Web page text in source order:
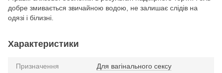
добре змивається звичайною водою, не залишає слідів на
одязі і білизні.
Характеристики
Призначення Для вагінального сексу